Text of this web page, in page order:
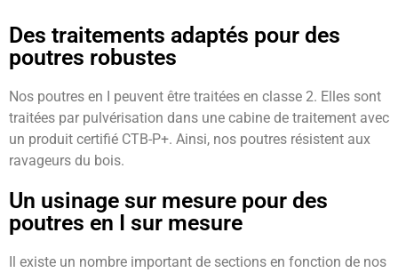
Des traitements adaptés pour des
poutres robustes
Nos poutres en I peuvent être traitées en classe 2. Elles sont
traitées par pulvérisation dans une cabine de traitement avec
un produit certifié CTB-P+. Ainsi, nos poutres résistent aux
ravageurs du bois.
Un usinage sur mesure pour des
poutres en I sur mesure
Il existe un nombre important de sections en fonction de nos